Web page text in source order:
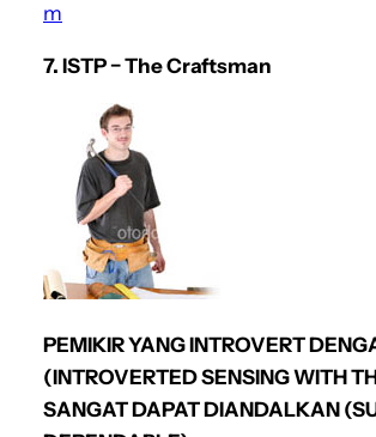
m
7. ISTP − The Craftsman
PEMIKIR YANG INTROVERT
(INTROVERTED SENSING WITH
SANGAT DAPAT DIANDALKAN